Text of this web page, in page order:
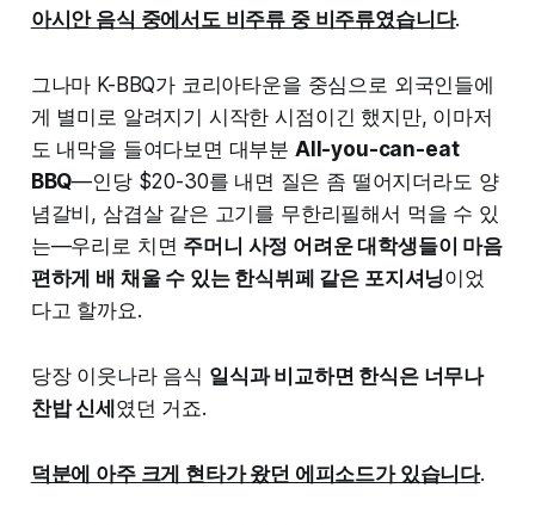
아시안 음식 중에서도 비주류 중 비주류였습니다.
그나마 K-BBQ가 코리아타운을 중심으로 외국인들에
게 별미로 알려지기 시작한 시점이긴 했지만, 이마저
도 내막을 들여다보면 대부분 All-you-can-eat
BBQ—인당 $20-30를 내면 질은 좀 떨어지더라도 양
념갈비, 삼겹살 같은 고기를 무한리필해서 먹을 수 있
는—우리로 치면 주머니 사정 어려운 대학생들이 마음
편하게 배 채울 수 있는 한식뷔페 같은 포지셔닝이었
다고 할까요.
당장 이웃나라 음식 일식과 비교하면 한식은 너무나
찬밥 신세였던 거죠.
덕분에 아주 크게 현타가 왔던 에피소드가 있습니다.